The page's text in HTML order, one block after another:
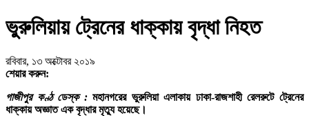
ভুরুলিয়ায় ট্রেনের ধাক্কায় বৃদ্ধা নিহত
রবিবার, ১৩ অক্টোবর ২০১৯
শেয়ার করুন:
গাজীপুর কণ্ঠ ডেস্ক :মহানগরের ভুরুলিয়া এলাকায় ঢাকা-রাজশাহী রেলরুটে ট্রেনের
ধাক্কায় অজ্ঞাত এক বৃদ্ধার মৃত্যু হয়েছে।